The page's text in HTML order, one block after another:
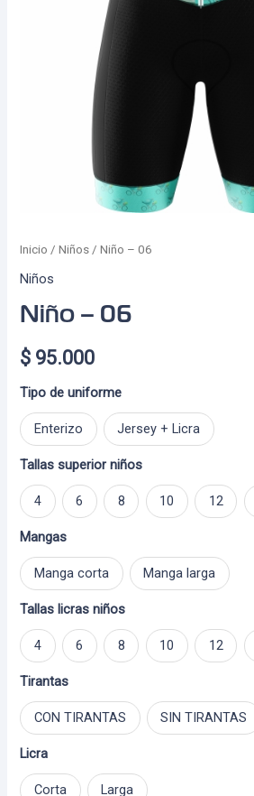
Inicio /Niños / Niño – 06
Niños
Niño – 06
$ 95.000
Tipo de uniforme
Enterizo Jersey + Licra
Tallas superior niños
4 6 8 10 12
Mangas
Manga corta Manga larga
Tallas licras niños
4 6 8 10 12
Tirantas
CON TIRANTAS SIN TIRANTAS
Licra
Corta Larga